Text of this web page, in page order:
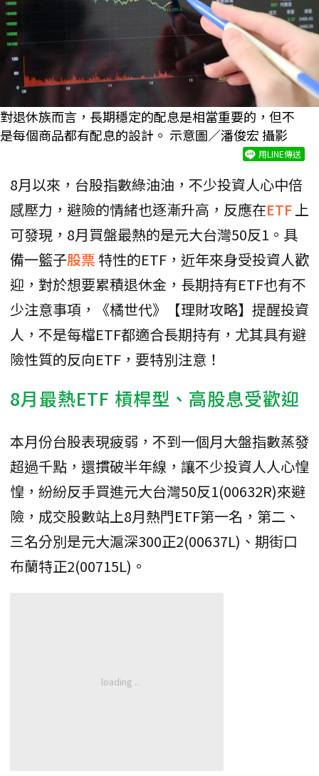
對退休族而言，長期穩定的配息是相當重要的，但不
是每個商品都有配息的設計。 示意圖／潘俊宏 攝影
用LINE傳送
8月以來，台股指數綠油油，不少投資人心中倍
感壓力，避險的情緒也逐漸升高，反應在ETF上
可發現，8月買盤最熱的是元大台灣50反1。具
備一籃子股票 特性的ETF，近年來身受投資人歡
迎，對於想要累積退休金，長期持有ETF也有不
少注意事項，《橘世代》【理財攻略】提醒投資
人，不是每檔ETF都適合長期持有，尤其具有避
險性質的反向ETF，要特別注意！
8月最熱ETF 槓桿型、高股息受歡迎
本月份台股表現疲弱，不到一個月大盤指數蒸發
超過千點，還摜破半年線，讓不少投資人人心惶
惶，紛紛反手買進元大台灣50反1(00632R)來避
險，成交股數站上8月熱門ETF第一名，第二、
三名分別是元大滬深300正2(00637L)、期街口
布蘭特正2(00715L)。